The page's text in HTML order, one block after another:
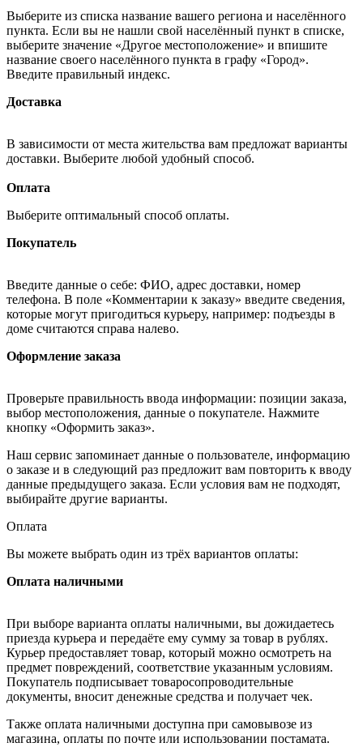
Выберите из списка название вашего региона и населённого
пункта. Если вы не нашли свой населённый пункт в списке,
выберите значение «Другое местоположение» и впишите
название своего населённого пункта в графу «Город».
Введите правильный индекс.
Доставка
В зависимости от места жительства вам предложат варианты
доставки. Выберите любой удобный способ.
Оплата
Выберите оптимальный способ оплаты.
Покупатель
Введите данные о себе: ФИО, адрес доставки, номер
телефона. В поле «Комментарии к заказу» введите сведения,
которые могут пригодиться курьеру, например: подъезды в
доме считаются справа налево.
Оформление заказа
Проверьте правильность ввода информации: позиции заказа,
выбор местоположения, данные о покупателе. Нажмите
кнопку «Оформить заказ».
Наш сервис запоминает данные о пользователе, информацию
о заказе и в следующий раз предложит вам повторить к вводу
данные предыдущего заказа. Если условия вам не подходят,
выбирайте другие варианты.
Оплата
Вы можете выбрать один из трёх вариантов оплаты:
Оплата наличными
При выборе варианта оплаты наличными, вы дожидаетесь
приезда курьера и передаёте ему сумму за товар в рублях.
Курьер предоставляет товар, который можно осмотреть на
предмет повреждений, соответствие указанным условиям.
Покупатель подписывает товаросопроводительные
документы, вносит денежные средства и получает чек.
Также оплата наличными доступна при самовывозе из
магазина, оплаты по почте или использовании постамата.